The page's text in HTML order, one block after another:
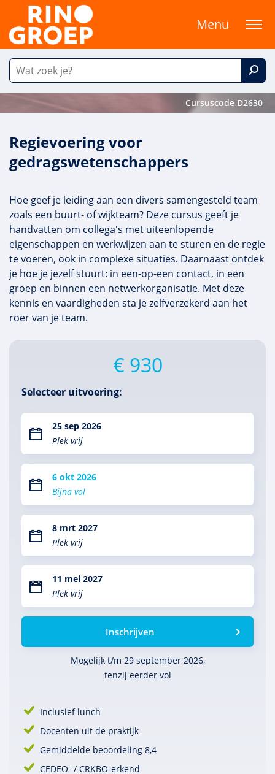
Menu
Cursuscode D2630
Regievoering voor
gedragswetenschappers
Hoe geef je leiding aan een divers samengesteld team
zoals een buurt- of wijkteam? Deze cursus geeft je
handvatten om collega's met uiteenlopende
eigenschappen en werkwijzen aan te sturen en de regie
te voeren, ook in complexe situaties. Daarnaast ontdek
je hoe je jezelf stuurt: in een-op-een contact, in een
groep en binnen een netwerkorganisatie. Met deze
kennis en vaardigheden sta je zelfverzekerd aan het
roer van je team.
€ 930
Selecteer uitvoering:
25 sep 2026
Plek vrij
6 okt 2026
Bijna vol
8 mrt 2027
Plek vrij
11 mei 2027
Plek vrij
Inschrijven
Mogelijk t/m 29 september 2026,
tenzij eerder vol
Inclusief lunch
Docenten uit de praktijk
Gemiddelde beoordeling 8,4
CEDEO- / CRKBO-erkend